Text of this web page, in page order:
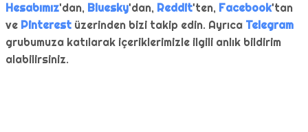
Hesabımız'dan, Bluesky'dan, Reddit'ten, Facebook'tan
ve Pinterest üzerinden bizi takip edin. Ayrıca Telegram
grubumuza katılarak içeriklerimizle ilgili anlık bildirim
alabilirsiniz.